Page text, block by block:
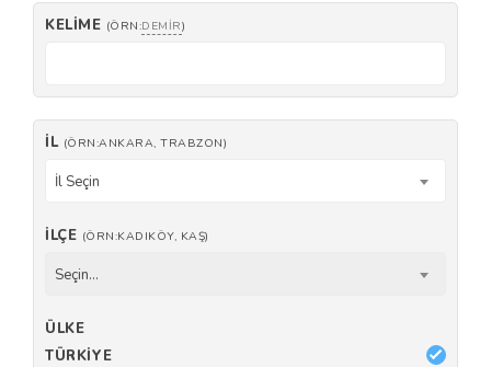
KELIME (ÖRN:DEMIR)
İL (ÖRN:ANKARA, TRABZON)
İl Seçin
İLÇE (ÖRN:KADIKÖY, KAŞ)
Seçin...
ÜLKE
TÜRKIYE